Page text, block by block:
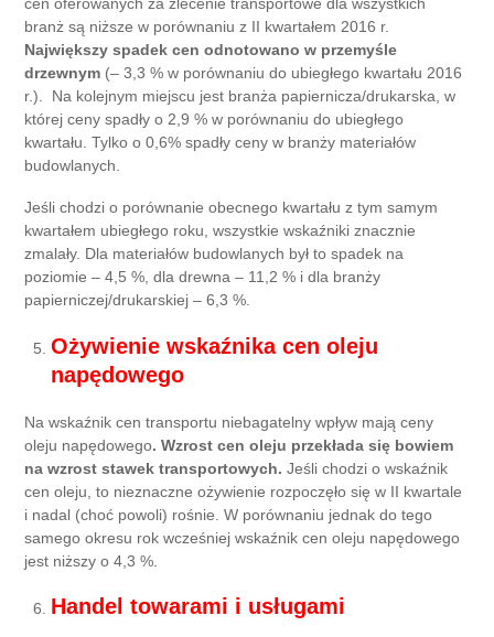
branż są niższe w porównaniu z II kwartałem 2016 r.
Największy spadek cen odnotowano w przemyśle
drzewnym (– 3,3 % w porównaniu do ubiegłego kwartału 2016
r.). Na kolejnym miejscu jest branża papiernicza/drukarska, w
której ceny spadły o 2,9 % w porównaniu do ubiegłego
kwartału. Tylko o 0,6% spadły ceny w branży materiałów
budowlanych.
Jeśli chodzi o porównanie obecnego kwartału z tym samym
kwartałem ubiegłego roku, wszystkie wskaźniki znacznie
zmalały. Dla materiałów budowlanych był to spadek na
poziomie – 4,5 %, dla drewna – 11,2 % i dla branży
papierniczej/drukarskiej – 6,3 %.
Ożywienie wskaźnika cen oleju
napędowego
Na wskaźnik cen transportu niebagatelny wpływ mają ceny
oleju napędowego. Wzrost cen oleju przekłada się bowiem
na wzrost stawek transportowych. Jeśli chodzi o wskaźnik
cen oleju, to nieznaczne ożywienie rozpoczęło się w II kwartale
i nadal (choć powoli) rośnie. W porównaniu jednak do tego
samego okresu rok wcześniej wskaźnik cen oleju napędowego
jest niższy o 4,3 %.
Handel towarami i usługami